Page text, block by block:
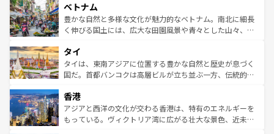
参照してほしい。
容にもいいと評判のスイーツなど、バラエティ豊かな料理
が味わえる。 なお、新着の台湾情報は コンテンツ一覧を参
照してほしい。
き、地方に足を延ばせば四季折々の自然美を楽しむことが
できる。そして、キムチや焼肉、絶品のストリートフード
まで、さまざまな韓国料理が待っている。夜には、韓国な
リティに包まれながら、韓国の多彩な魅力を心ゆくまで味
わってみてほしい。 なお、新着の韓国情報はコンテンツ一
覧を参照してほしい。
ベトナム
豊かな自然と多様な文化が魅力的なベトナム。南北に細長
く伸びる国土には、広大な田園風景や青々とした山々、世
急速な発展と共に伝統が息づく。ハノイの古い町並みやホ
ーチミン市のフランス統治時代の建物も、独特の雰囲気を
醸し出している。また、バラエティの豊かさとおいしさで
とつ。フォーやバインミー、ベトナムコーヒーなどは、ぜ
ひ現地で味わいたい。どの地域を訪れてもあたたかい人々
が旅行者を迎えてくれるので、きっと忘れられない旅にな
タイ
タイは、東南アジアに位置する豊かな自然と歴史が息づく
国だ。首都バンコクは高層ビルが立ち並ぶ一方、伝統的な
の活気が交差している。北部ではチェンマイなどの山岳地
帯で自然と触れ合い、南部ではプーケットやクラビの美し
いビーチでリゾート気分を楽しむことができる。タイ料理
香港
アジアと西洋の文化が交わる香港は、特有のエネルギーを
もっている。ヴィクトリア湾に広がる壮大な景色、近未来